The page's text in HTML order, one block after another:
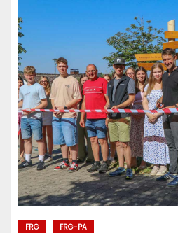
FRG FRG-PA